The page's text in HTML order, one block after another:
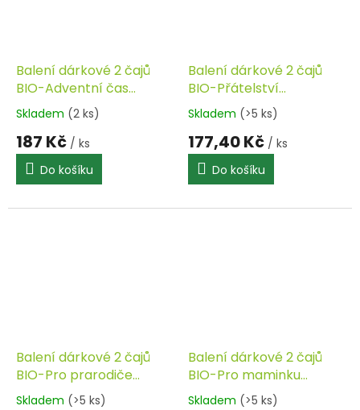
Balení dárkové 2 čajů
BIO-Adventní čas
SONNENTOR
Skladem (2 ks)
187 Kč / ks
Do košíku
Balení dárkové 2 čajů
BIO-Přátelství
SONNENTOR
Skladem (>5 ks)
177,40 Kč / ks
Do košíku
Balení dárkové 2 čajů
BIO-Pro prarodiče
SONNENTOR
Skladem (>5 ks)
Balení dárkové 2 čajů
BIO-Pro maminku
SONNENTOR
Skladem (>5 ks)